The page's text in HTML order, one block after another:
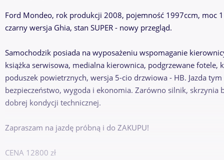
Ford Mondeo, rok produkcji 2008, pojemność 1997ccm, moc
czarny wersja Ghia, stan SUPER - nowy przegląd.
Samochodzik posiada na wyposażeniu wspomaganie
książka serwisowa, medialna kierownica, podgrzewane fotele,
poduszek powietrznych, wersja 5-cio drzwiowa - HB. Jazda
bezpieczeństwo, wygoda i ekonomia. Zarówno silnik, skrzynia
dobrej kondycji technicznej.
Zapraszam na jazdę próbną i do ZAKUPU!
CENA 12800 zł